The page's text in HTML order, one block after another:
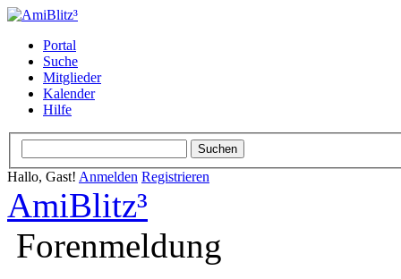
Portal
Suche
Mitglieder
Kalender
Hilfe
Hallo, Gast! Anmelden Registrieren
AmiBlitz³
Forenmeldung